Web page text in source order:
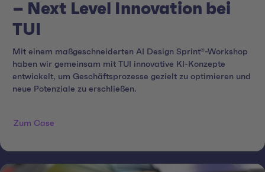
– Next Level Innovation bei
TUI
Mit einem maßgeschneiderten AI Design Sprint®-Workshop
haben wir gemeinsam mit TUI innovative KI-Konzepte
entwickelt, um Geschäftsprozesse gezielt zu optimieren und
neue Potenziale zu erschließen.
Zum Case